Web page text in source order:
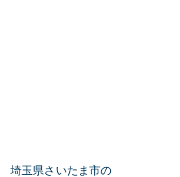
埼玉県さいたま市の